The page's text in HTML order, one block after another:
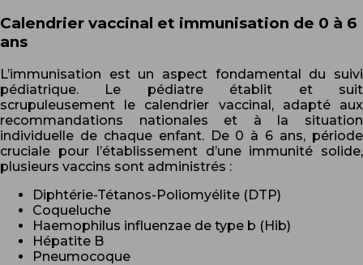
Calendrier vaccinal et immunisation de 0 à 6
ans
L’immunisation est un aspect fondamental du suivi
pédiatrique. Le pédiatre établit et suit
scrupuleusement le calendrier vaccinal, adapté aux
recommandations nationales et à la situation
individuelle de chaque enfant. De 0 à 6 ans, période
cruciale pour l’établissement d’une immunité solide,
plusieurs vaccins sont administrés :
Diphtérie-Tétanos-Poliomyélite (DTP)
Coqueluche
Haemophilus influenzae de type b (Hib)
Hépatite B
Pneumocoque